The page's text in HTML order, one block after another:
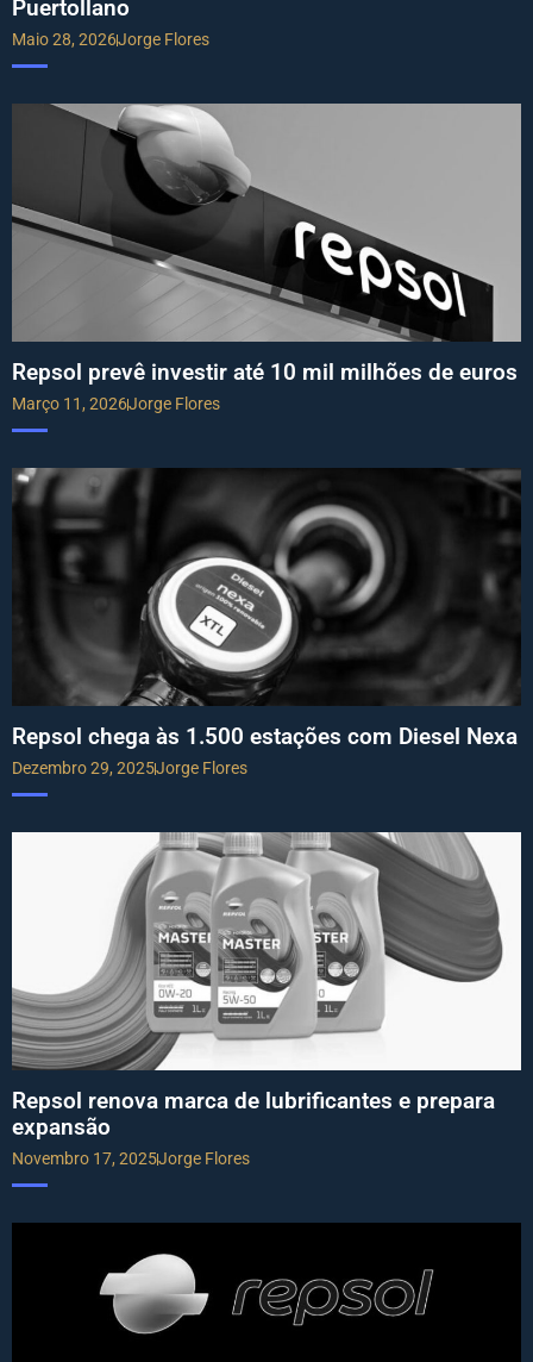
Puertollano
Maio 28, 2026Jorge Flores
Repsol prevê investir até 10 mil milhões de euros
Março 11, 2026Jorge Flores
Repsol chega às 1.500 estações com Diesel Nexa
Dezembro 29, 2025Jorge Flores
Repsol renova marca de lubrificantes e prepara
expansão
Novembro 17, 2025Jorge Flores